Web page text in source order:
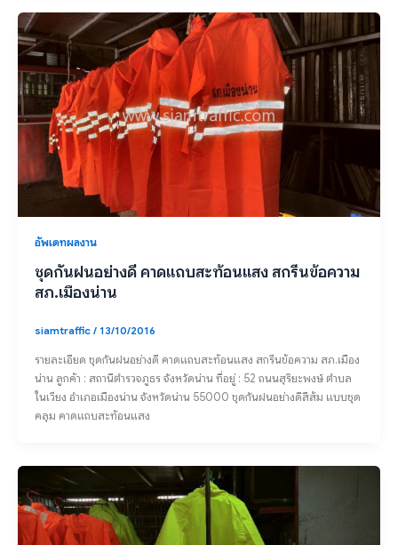
อัพเดทผลงาน
ชุดกันฝนอย่างดี คาดแถบสะท้อนแสง สกรีนข้อความ
สภ.เมืองน่าน
siamtraffic/ 13/10/2016
รายละเอียด ชุดกันฝนอย่างดี คาดแถบสะท้อนแสง สกรีนข้อความ สภ.เมือง
น่าน ลูกค้า : สถานีตำรวจภูธร จังหวัดน่าน ที่อยู่ : 52 ถนนสุริยะพงษ์ ตำบล
ในเวียง อำเภอเมืองน่าน จังหวัดน่าน 55000 ชุดกันฝนอย่างดีสีส้ม แบบชุด
คลุม คาดแถบสะท้อนแสง